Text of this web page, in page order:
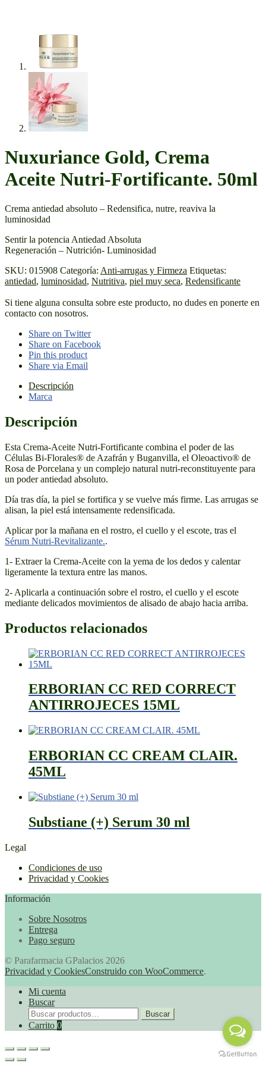
Nuxuriance Gold, Crema
Aceite Nutri-Fortificante. 50ml
Crema antiedad absoluto – Redensifica, nutre, reaviva la
luminosidad
Sentir la potencia Antiedad Absoluta
Regeneración – Nutrición- Luminosidad
SKU: 015908 Categoría: Anti-arrugas y Firmeza Etiquetas:
antiedad, luminosidad, Nutritiva, piel muy seca, Redensificante
Si tiene alguna consulta sobre este producto, no dudes en ponerte en
contacto con nosotros.
Share on Twitter
Share on Facebook
Pin this product
Share via Email
Descripción
Marca
Descripción
Esta Crema-Aceite Nutri-Fortificante combina el poder de las
Células Bi-Florales® de Azafrán y Buganvilla, el Oleoactivo® de
Rosa de Porcelana y un complejo natural nutri-reconstituyente para
un poder antiedad absoluto.
Día tras día, la piel se fortifica y se vuelve más firme. Las arrugas se
alisan, la piel está intensamente redensificada.
Aplicar por la mañana en el rostro, el cuello y el escote, tras el
Sérum Nutri-Revitalizante..
1- Extraer la Crema-Aceite con la yema de los dedos y calentar
ligeramente la textura entre las manos.
2- Aplicarla a continuación sobre el rostro, el cuello y el escote
mediante delicados movimientos de alisado de abajo hacia arriba.
Productos relacionados
ERBORIAN CC RED CORRECT
ANTIRROJECES 15ML
ERBORIAN CC CREAM CLAIR.
45ML
Substiane (+) Serum 30 ml
Legal
Condiciones de uso
Privacidad y Cookies
Información
Sobre Nosotros
Entrega
Pago seguro
© Parafarmacia GPalacios 2026
Privacidad y CookiesConstruido con WooCommerce.
Mi cuenta
Buscar
Buscar
por:
Buscar
Carrito 0